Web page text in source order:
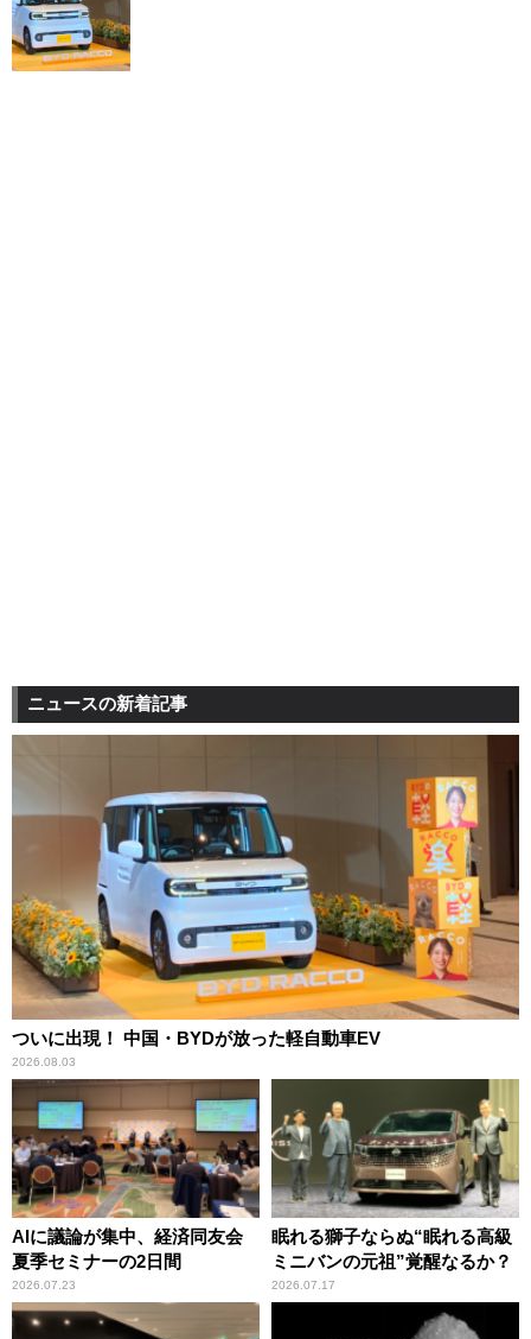
ニュースの新着記事
ついに出現！ 中国・BYDが放った軽自動車EV
2026.08.03
AIに議論が集中、経済同友会
夏季セミナーの2日間
2026.07.23
眠れる獅子ならぬ“眠れる高級
ミニバンの元祖”覚醒なるか？
2026.07.17